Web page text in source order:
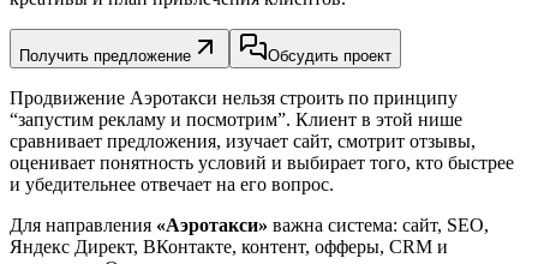
Получить предложение Обсудить проект
Продвижение Аэротакси нельзя строить по принципу
“запустим рекламу и посмотрим”. Клиент в этой нише
сравнивает предложения, изучает сайт, смотрит отзывы,
оценивает понятность условий и выбирает того, кто быстрее
и убедительнее отвечает на его вопрос.
Для направления «Аэротакси» важна система: сайт, SEO,
Яндекс Директ, ВКонтакте, контент, офферы, CRM и